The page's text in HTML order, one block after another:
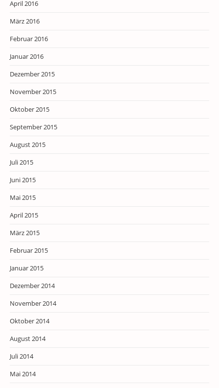
April 2016
März 2016
Februar 2016
Januar 2016
Dezember 2015
November 2015
Oktober 2015
September 2015
August 2015
Juli 2015
Juni 2015
Mai 2015
April 2015
März 2015
Februar 2015
Januar 2015
Dezember 2014
November 2014
Oktober 2014
August 2014
Juli 2014
Mai 2014